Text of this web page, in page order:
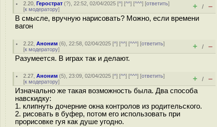
2.20 ,Герострат (?), 22:52, 02/04/2025 [^] [^^] [^^^] [ответить]
[к модератору] + / –
В смысле, вручную нарисовать? Можно, если времени
вагон
2.22 ,Аноним (6), 22:58, 02/04/2025 [^] [^^] [^^^] [ответить]
[к модератору] + / –
Разумеется. В играх так и делают.
2.27 ,Аноним (5), 23:09, 02/04/2025 [^] [^^] [^^^] [ответить]
[к модератору] + / –
Изначально же такая возможность была. Два способа
навскидку:
1. клипнуть дочерние окна контролов из родительского.
2. рисовать в буфер, потом его использовать при
прорисовке гуя как душе угодно.